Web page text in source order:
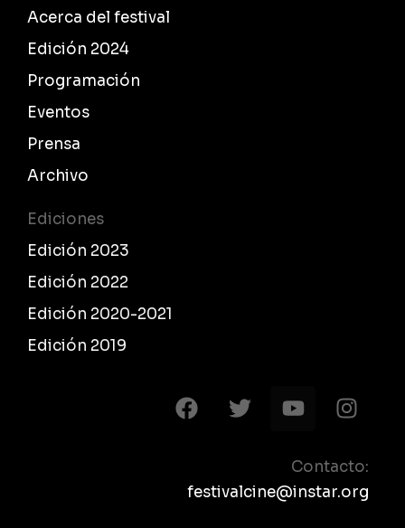
Acerca del festival
Edición 2024
Programación
Eventos
Prensa
Archivo
Ediciones
Edición 2023
Edición 2022
Edición 2020-2021
Edición 2019
F
a
b
T
w
t
Y
o
t
u
I
n
t
a
Contacto:
festivalcine@instar.org